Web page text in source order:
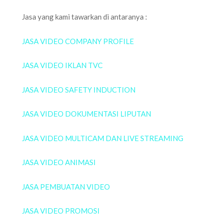
Jasa yang kami tawarkan di antaranya :
JASA VIDEO COMPANY PROFILE
JASA VIDEO IKLAN TVC
JASA VIDEO SAFETY INDUCTION
JASA VIDEO DOKUMENTASI LIPUTAN
JASA VIDEO MULTICAM DAN LIVE STREAMING
JASA VIDEO ANIMASI
JASA PEMBUATAN VIDEO
JASA VIDEO PROMOSI